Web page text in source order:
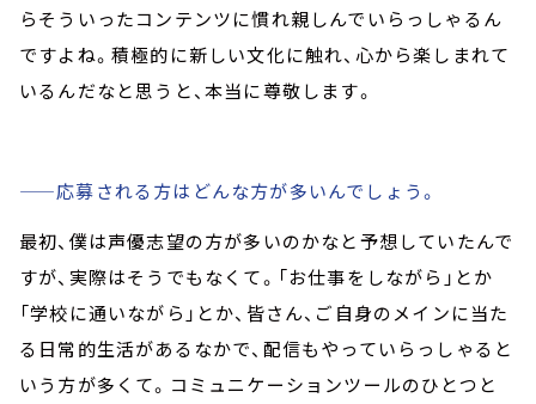
らそういったコンテンツに慣れ親しんでいらっしゃるん
ですよね。積極的に新しい文化に触れ、心から楽しまれて
いるんだなと思うと、本当に尊敬します。
——応募される方はどんな方が多いんでしょう。
最初、僕は声優志望の方が多いのかなと予想していたんで
すが、実際はそうでもなくて。「お仕事をしながら」とか
「学校に通いながら」とか、皆さん、ご自身のメインに当た
る日常的生活があるなかで、配信もやっていらっしゃると
いう方が多くて。コミュニケーションツールのひとつと